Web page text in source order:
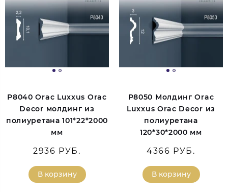
P8040 Orac Luxxus Orac
Decor молдинг из
полиуретана 101*22*2000
мм
2936 РУБ.
В корзину
P8050 Молдинг Orac
Luxxus Orac Decor из
полиуретана
120*30*2000 мм
4366 РУБ.
В корзину